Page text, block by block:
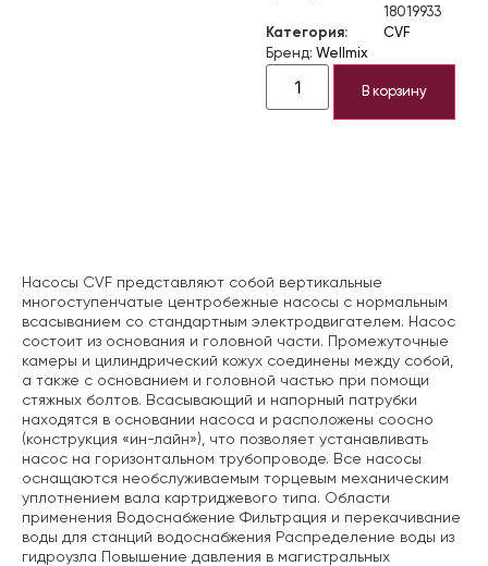
18019933
Категория:
CVF
Бренд: Wellmix
В корзину
Насосы CVF представляют собой вертикальные
многоступенчатые центробежные насосы с нормальным
всасыванием со стандартным электродвигателем. Насос
состоит из основания и головной части. Промежуточные
камеры и цилиндрический кожух соединены между собой,
а также с основанием и головной частью при помощи
стяжных болтов. Всасывающий и напорный патрубки
находятся в основании насоса и расположены соосно
(конструкция «ин-лайн»), что позволяет устанавливать
насос на горизонтальном трубопроводе. Все насосы
оснащаются необслуживаемым торцевым механическим
уплотнением вала картриджевого типа. Области
применения Водоснабжение Фильтрация и перекачивание
воды для станций водоснабжения Распределение воды из
гидроузла Повышение давления в магистральных